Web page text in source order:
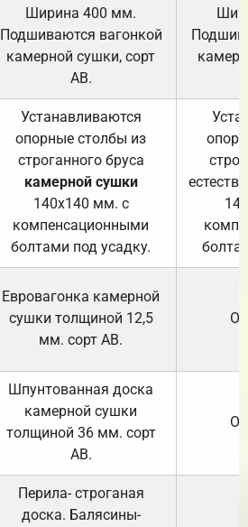
Ширина 400 мм.
Подшиваются вагонкой
камерной сушки, сорт
АВ.
Устанавливаются
опорные столбы из
строганного бруса
камерной сушки
140х140 мм. с
компенсационными
болтами под усадку.
Евровагонка камерной
сушки толщиной 12,5
мм. сорт АВ.
Шпунтованная доска
камерной сушки
толщиной 36 мм. сорт
АВ.
Перила- строганая
доска. Балясины-